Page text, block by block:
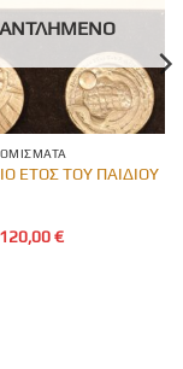
ΕΤΟΣ ΤΟΥ ΠΑΙΔΙΟΥ
Original
price
120,00€Η